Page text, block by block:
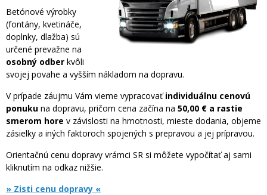
Betónové výrobky
(fontány, kvetináče,
doplnky, dlažba) sú
určené prevažne na
osobný odber kvôli
svojej povahe a vyšším nákladom na dopravu.
V prípade záujmu Vám vieme vypracovaťindividuálnu cenovú
ponuku na dopravu, pričom cena začína na 50,00 € a rastie
smerom hore v závislosti na hmotnosti, mieste dodania, objeme
zásielky a iných faktoroch spojených s prepravou a jej prípravou.
Orientačnú cenu dopravy vrámci SR si môžete vypočítať aj sami
kliknutím na odkaz nižšie.
» Zisti cenu dopravy «